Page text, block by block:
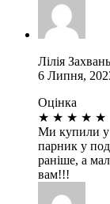
Лілія Захвань
6 Липня,
Оцінка
★ ★ ★ ★ ★
Ми купили у
парник у
раніше, а
вам!!!